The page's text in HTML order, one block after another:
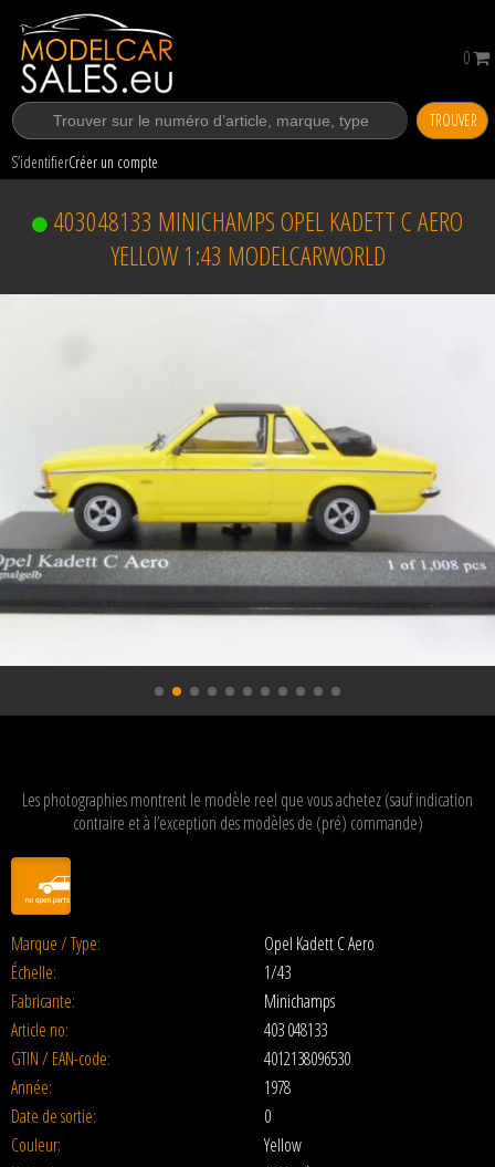
TROUVER
S’identifierCréer un compte
0
403048133 MINICHAMPS OPEL KADETT C AERO
YELLOW 1:43 MODELCARWORLD
Les photographies montrent le modèle reel que vous achetez (sauf indication
contraire et à l’exception des modèles de (pré) commande)
Marque / Type:
Opel Kadett C Aero
Échelle:
1/43
Fabricante:
Minichamps
Article no:
403 048133
GTIN / EAN-code:
4012138096530
Année:
1978
Date de sortie:
0
Couleur:
Yellow